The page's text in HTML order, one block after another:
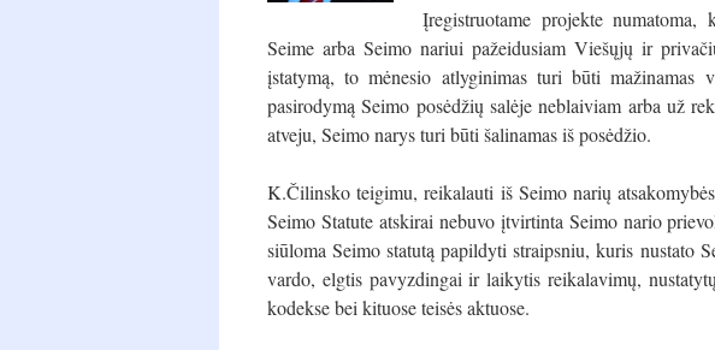
Įregistruotame projekte
Seime arba Seimo nariui pažeidusiam Viešųjų ir
įstatymą, to mėnesio atlyginimas turi būti
pasirodymą Seimo posėdžių salėje neblaiviam arba už
atveju, Seimo narys turi būti šalinamas iš posėdžio.
K.Čilinsko teigimu, reikalauti iš Seimo narių
Seimo Statute atskirai nebuvo įtvirtinta Seimo nario
siūloma Seimo statutą papildyti straipsniu, kuris nustato
vardo, elgtis pavyzdingai ir laikytis reikalavimų,
kodekse bei kituose teisės aktuose.